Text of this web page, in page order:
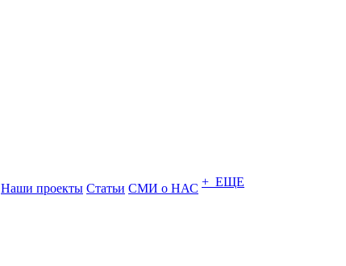
Наши проекты Статьи СМИ о НАС + ЕЩЕ